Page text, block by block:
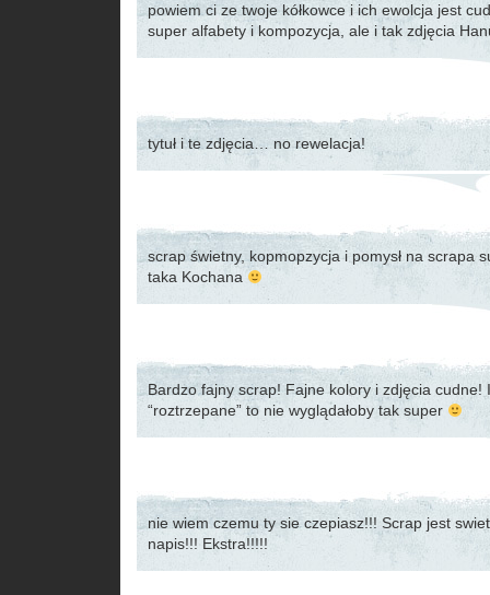
powiem ci ze twoje kółkowce i ich ewolcja jest
super alfabety i kompozycja, ale i tak zdjęcia
tytuł i te zdjęcia… no rewelacja!
scrap świetny, kopmopzycja i pomysł na scrapa
taka Kochana
Bardzo fajny scrap! Fajne kolory i zdjęcia cudne!
“roztrzepane” to nie wyglądałoby tak super
nie wiem czemu ty sie czepiasz!!! Scrap jest
napis!!! Ekstra!!!!!